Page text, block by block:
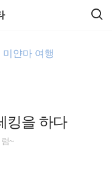
킹을 하다
얀마 여행
~